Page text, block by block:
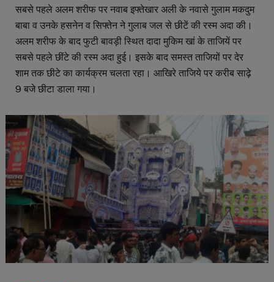
सबसे पहले अलम शरीफ पर नवाब इफ्तेखार अली के नवासे गुलाम मकदुम
बाबा व उनके हसनेन व सिफ्तेन ने गुलाब जल से छीटें की रस्म अदा की।
अलम शरीफ के बाद फुटी बावड़ी स्थित दादा मुकिम खां के ताजियें पर
सबसे पहले छींटे की रस्म अदा हुई। इसके बाद समस्त ताजियों पर देर
शाम तक छीटे का कार्यक्रम चलता रहा। आखिरे ताजिये पर करीब साढ़े
9 बजे छीटा डाला गया।